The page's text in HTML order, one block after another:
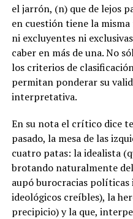
el jarrón, (n) que de lejos
en cuestión tiene la
ni excluyentes ni
caber en más de una. No
los criterios de
permitan ponderar su
interpretativa.
En su nota el crítico dice
pasado, la mesa de las
cuatro patas: la idealista
brotando naturalmente
aupó burocracias
ideológicos creíbles), la
precipicio) y la que,